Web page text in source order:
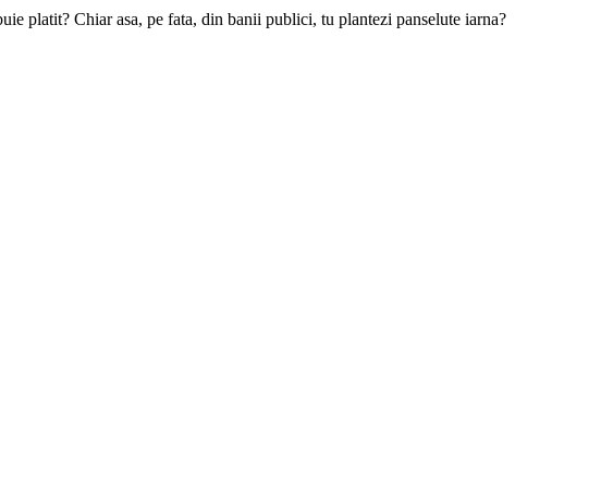
platit? Chiar asa, pe fata, din banii publici, tu plantezi panselute iarna?